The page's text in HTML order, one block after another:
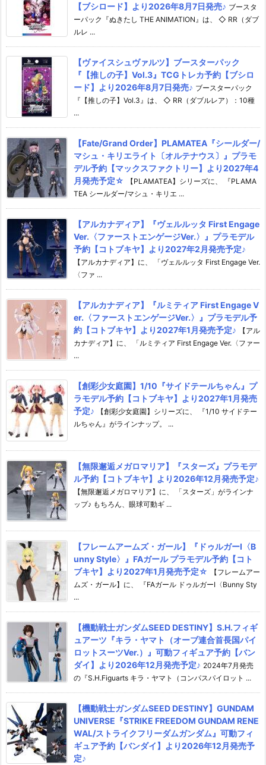
【ブシロード】より2026年8月7日発売♪ ブースタ
ーパック『ぬきたし THE ANIMATION』は、 ◇ RR（ダブ
ルレ ...
【ヴァイスシュヴァルツ】ブースターパック
『【推しの子】Vol.3』TCGトレカ予約【ブシロ
ード】より2026年8月7日発売♪ ブースターパック
『【推しの子】Vol.3』は、 ◇ RR（ダブルレア）：10種
...
【Fate/Grand Order】PLAMATEA『シールダー/
マシュ・キリエライト〔オルテナウス〕』プラモ
デル予約【マックスファクトリー】より2027年4
月発売予定☆
【PLAMATEA】シリーズに、 『PLAMA
TEA シールダー/マシュ・キリエ ...
【アルカナディア】『ヴェルルッタ First Engage
Ver.〈ファーストエンゲージVer.〉』プラモデル
予約【コトブキヤ】より2027年2月発売予定♪
【アルカナディア】に、 「ヴェルルッタ First Engage Ver.
〈ファ ...
【アルカナディア】『ルミティア First Engage V
er.〈ファーストエンゲージVer.〉』プラモデル予
約【コトブキヤ】より2027年1月発売予定♪
【アル
カナディア】に、 「ルミティア First Engage Ver.〈ファー
...
【創彩少女庭園】1/10『サイドテールちゃん』プ
ラモデル予約【コトブキヤ】より2027年1月発売
予定♪
【創彩少女庭園】シリーズに、 『1/10 サイドテー
ルちゃん』がラインナップ。 ...
【無限邂逅メガロマリア】『スターズ』プラモデ
ル予約【コトブキヤ】より2026年12月発売予定♪
【無限邂逅メガロマリア】に、 「スターズ」がラインナ
ップ♪ もちろん、眼球可動ギ ...
【フレームアームズ・ガール】『ドゥルガーI〈B
unny Style〉』FAガール プラモデル予約【コト
ブキヤ】より2027年1月発売予定☆
【フレームアー
ムズ・ガール】に、 『FAガール ドゥルガーI〈Bunny Sty
...
【機動戦士ガンダムSEED DESTINY】S.H.フィギ
ュアーツ『キラ・ヤマト（オーブ連合首長国パイ
ロットスーツVer.）』可動フィギュア予約【バン
ダイ】より2026年12月発売予定♪ 2024年7月発売
の『S.H.Figuarts キラ・ヤマト（コンパスパイロット ...
【機動戦士ガンダムSEED DESTINY】GUNDAM
UNIVERSE『STRIKE FREEDOM GUNDAM RENE
WAL/ストライクフリーダムガンダム』可動フィ
ギュア予約【バンダイ】より2026年12月発売予
定♪